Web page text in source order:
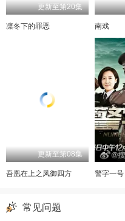
更新至第20集
凛冬下的罪恶 南戏
更新至第08集
吾凰在上之凤御四方 警字一号
常见问题